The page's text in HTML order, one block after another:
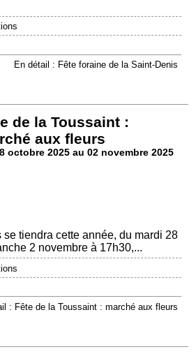
En détail : Fête foraine de la Saint-Denis
de la Toussaint :
aux fleurs
octobre 2025 au 02 novembre 2025
se tiendra cette année, du mardi 28
2 novembre à 17h30,...
: Fête de la Toussaint : marché aux fleurs